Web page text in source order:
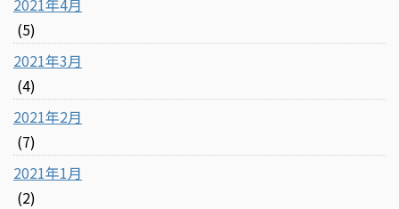
2021年4月
(5)
2021年3月
(4)
2021年2月
(7)
2021年1月
(2)